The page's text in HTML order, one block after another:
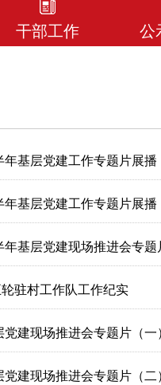
干部工作 公
基层党建工作专题片展
基层党建工作专题片展
基层党建现场推进会专
驻村工作队工作纪实
建现场推进会专题片（
建现场推进会专题片（